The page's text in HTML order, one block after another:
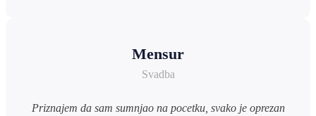
Mensur
Svadba
Priznajem da sam sumnjao na pocetku, svako je oprezan